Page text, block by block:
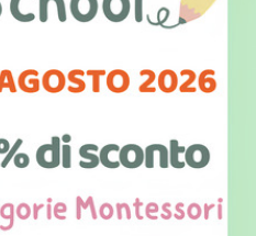
tutorial dedicato
dell'intreccio,
una mail